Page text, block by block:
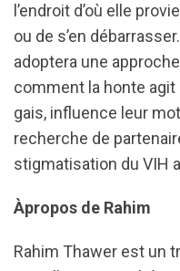
l’endroit d’où elle
ou de s’en
adoptera une
comment la honte
gais, influence leur
recherche de
stigmatisation du VIH
Àpropos de Rahim
Rahim Thawer est un